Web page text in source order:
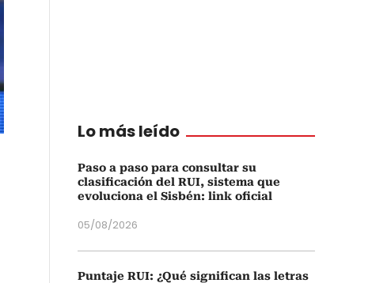
Lo más leído
Paso a paso para consultar su
clasificación del RUI, sistema que
evoluciona el Sisbén: link oficial
05/08/2026
Puntaje RUI: ¿Qué significan las letras